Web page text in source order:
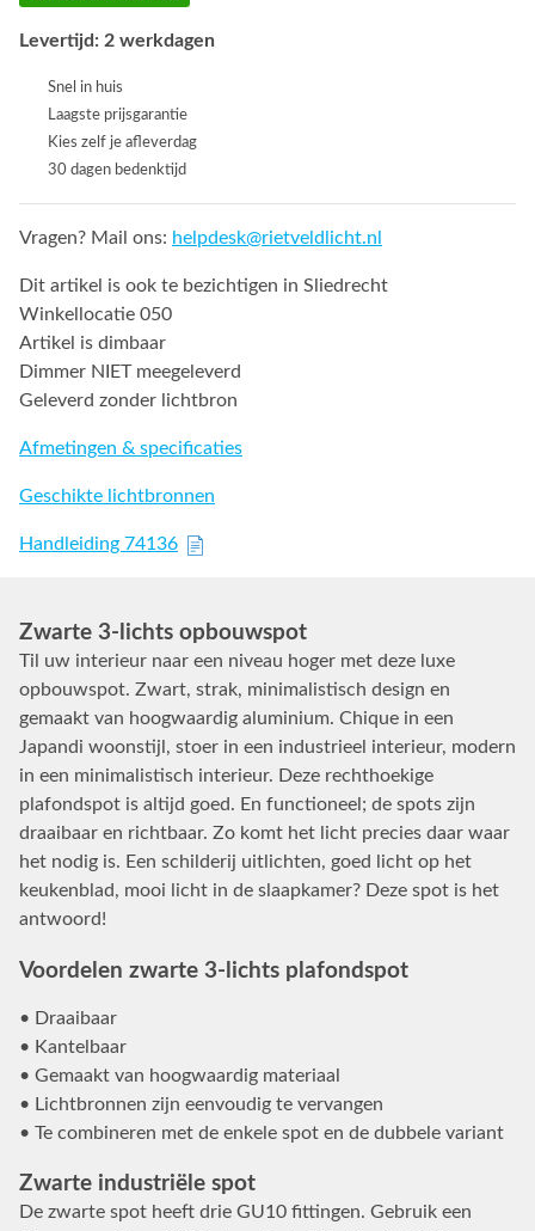
Levertijd: 2 werkdagen
Snel in huis
Laagste prijsgarantie
Kies zelf je afleverdag
30 dagen bedenktijd
Vragen? Mail ons: helpdesk@rietveldlicht.nl
Dit artikel is ook te bezichtigen in Sliedrecht
Winkellocatie 050
Artikel is dimbaar
Dimmer NIET meegeleverd
Geleverd zonder lichtbron
Afmetingen & specificaties
Geschikte lichtbronnen
Handleiding 74136
Zwarte 3-lichts opbouwspot
Til uw interieur naar een niveau hoger met deze luxe
opbouwspot. Zwart, strak, minimalistisch design en
gemaakt van hoogwaardig aluminium. Chique in een
Japandi woonstijl, stoer in een industrieel interieur, modern
in een minimalistisch interieur. Deze rechthoekige
plafondspot is altijd goed. En functioneel; de spots zijn
draaibaar en richtbaar. Zo komt het licht precies daar waar
het nodig is. Een schilderij uitlichten, goed licht op het
keukenblad, mooi licht in de slaapkamer? Deze spot is het
antwoord!
Voordelen zwarte 3-lichts plafondspot
• Draaibaar
• Kantelbaar
• Gemaakt van hoogwaardig materiaal
• Lichtbronnen zijn eenvoudig te vervangen
• Te combineren met de enkele spot en de dubbele variant
Zwarte industriële spot
De zwarte spot heeft drie GU10 fittingen. Gebruik een